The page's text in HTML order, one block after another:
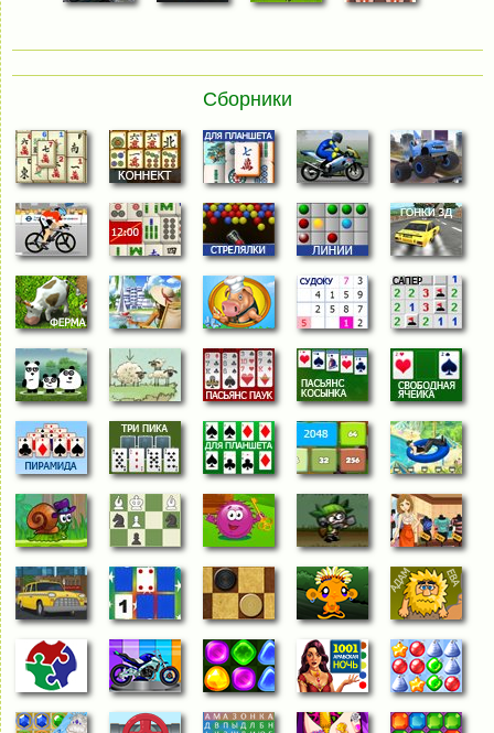
Сборники